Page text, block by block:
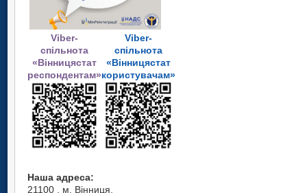
Viber-
спільнота
«Вінницястат
респондентам»
Viber-
спільнота
«Вінницястат
користувачам»
Наша адреса:
21100 , м. Вінниця,